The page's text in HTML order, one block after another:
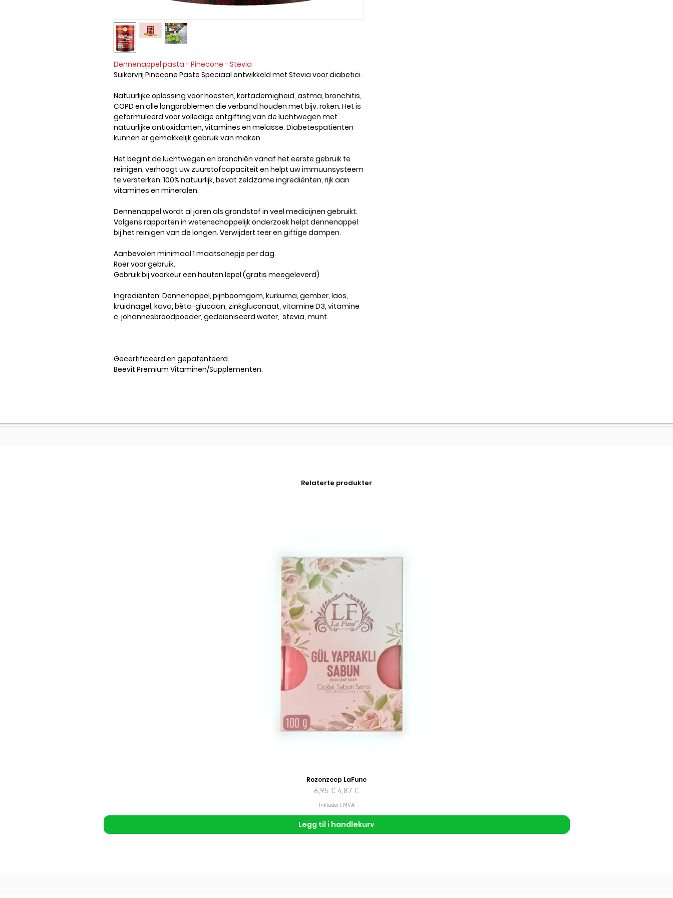
Dennenappel pasta - Pinecone - Stevia
Suikervrij Pinecone Paste Speciaal ontwikkeld met Stevia voor diabetici.
Natuurlijke oplossing voor hoesten, kortademigheid, astma, bronchitis,
COPD en alle longproblemen die verband houden met bijv. roken. Het is
geformuleerd voor volledige ontgifting van de luchtwegen met
natuurlijke antioxidanten, vitamines en melasse. Diabetespatiënten
kunnen er gemakkelijk gebruik van maken.
Het begint de luchtwegen en bronchiën vanaf het eerste gebruik te
reinigen, verhoogt uw zuurstofcapaciteit en helpt uw immuunsysteem
te versterken. 100% natuurlijk, bevat zeldzame ingrediënten, rijk aan
vitamines en mineralen.
Dennenappel wordt al jaren als grondstof in veel medicijnen gebruikt.
Volgens rapporten in wetenschappelijk onderzoek helpt dennenappel
bij het reinigen van de longen. Verwijdert teer en giftige dampen.
Aanbevolen minimaal 1 maatschepje per dag.
Roer voor gebruik.
Gebruik bij voorkeur een houten lepel (gratis meegeleverd)
Ingrediënten: Dennenappel, pijnboomgom, kurkuma, gember, laos,
kruidnagel, kava, bèta-glucaan, zinkgluconaat, vitamine D3, vitamine
c, johannesbroodpoeder, gedeïoniseerd water, stevia, munt.
Gecertificeerd en gepatenteerd.
Beevit Premium Vitaminen/Supplementen.
Relaterte produkter
Rozenzeep LaFune
Vanlig pris
6,95 € Salgspris
4,87 €
Inkludert MVA
Legg til i handlekurv